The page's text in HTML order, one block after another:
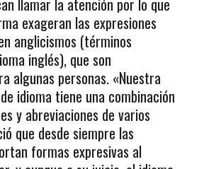
exageran las expresiones
anglicismos (términos
inglés), que son
algunas personas. «Nuestra
idioma tiene una combinación
y abreviaciones de varios
que desde siempre las
formas expresivas al